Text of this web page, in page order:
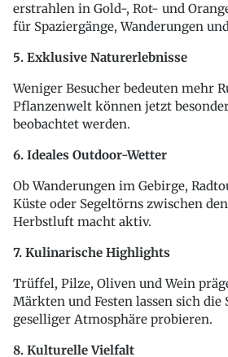
erstrahlen in Gold-, Rot- und
für Spaziergänge, Wanderungen
5. Exklusive Naturerlebnisse
Weniger Besucher bedeuten mehr
Pflanzenwelt können jetzt
beobachtet werden.
6. Ideales Outdoor-Wetter
Ob Wanderungen im Gebirge,
Küste oder Segeltörns zwischen
Herbstluft macht aktiv.
7. Kulinarische Highlights
Trüffel, Pilze, Oliven und Wein
Märkten und Festen lassen sich die
geselliger Atmosphäre probieren.
8. Kulturelle Vielfalt